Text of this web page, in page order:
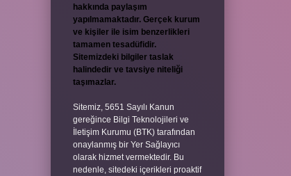
hakkında paylaşım
yapılmamaktadır. Gerçek kurum
ve kişiler ile isim benzerlikleri
tamamen tesadüfidir.
Sitemizdeki bilgiler taslak
halindedir ve tavsiye niteliği
taşımazlar.
Sitemiz, 5651 Sayılı Kanun
gereğince Bilgi Teknolojileri ve
İletişim Kurumu (BTK) tarafından
onaylanmış bir Yer Sağlayıcı
olarak hizmet vermektedir. Bu
nedenle, sitedeki içerikleri proaktif